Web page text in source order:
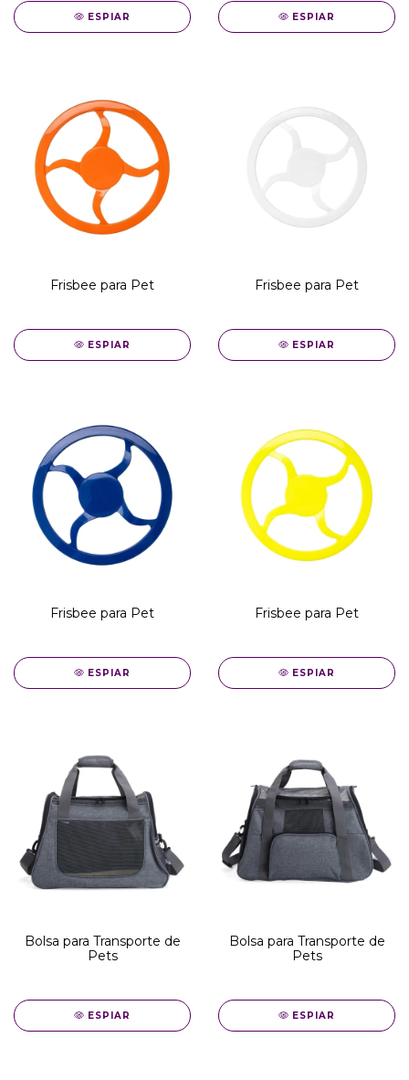
ESPIAR ESPIAR
Frisbee para Pet
ESPIAR
Frisbee para Pet
ESPIAR
Frisbee para Pet
ESPIAR
Frisbee para Pet
ESPIAR
Bolsa para Transporte de
Pets
ESPIAR
Bolsa para Transporte de
Pets
ESPIAR